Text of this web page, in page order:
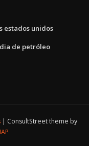
estados unidos
de petróleo
ConsultStreet theme by